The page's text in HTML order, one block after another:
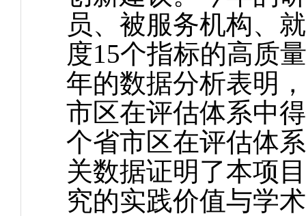
员、被服务机构、
度15个指标的高质
年的数据分析表明
市区在评估体系中
个省市区在评估体
关数据证明了本项
究的实践价值与学